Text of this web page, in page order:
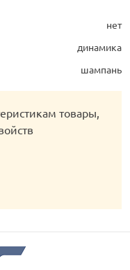
нет
динамика
шампань
товары,